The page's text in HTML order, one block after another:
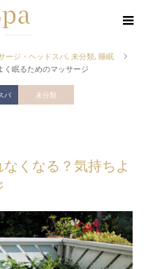
ージ・ヘッドスパ, 未分類, 睡眠
く眠るためのマッサージ
パ
未分類
くなる？気持ちよ